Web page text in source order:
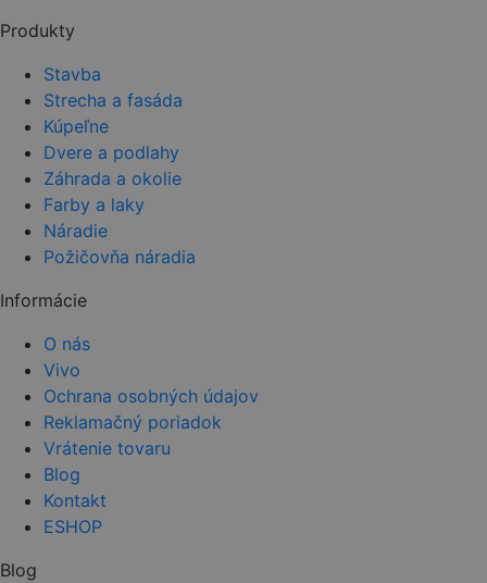
empty.
Produkty
Stavba
Strecha a fasáda
Kúpeľne
Dvere a podlahy
Záhrada a okolie
Farby a laky
Náradie
Požičovňa náradia
Informácie
O nás
Vivo
Ochrana osobných údajov
Reklamačný poriadok
Vrátenie tovaru
Blog
Kontakt
ESHOP
Blog